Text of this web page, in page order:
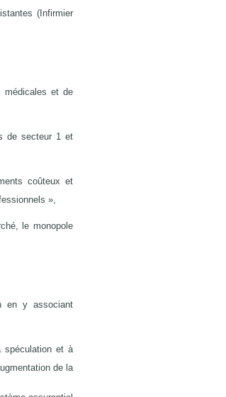
(Infirmier
médicales et de
de secteur 1 et
coûteux et
»,
le monopole
en y associant
spéculation et à
de la